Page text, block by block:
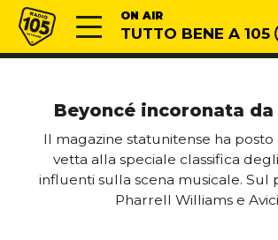
Vai al contenuto
Radio 105 ON AIR
TUTTO BENE A 105
Beyoncé incoronata da
Il magazine statunitense ha posto
vetta alla speciale classifica
influenti sulla scena musicale. Sul
Pharrell Williams e